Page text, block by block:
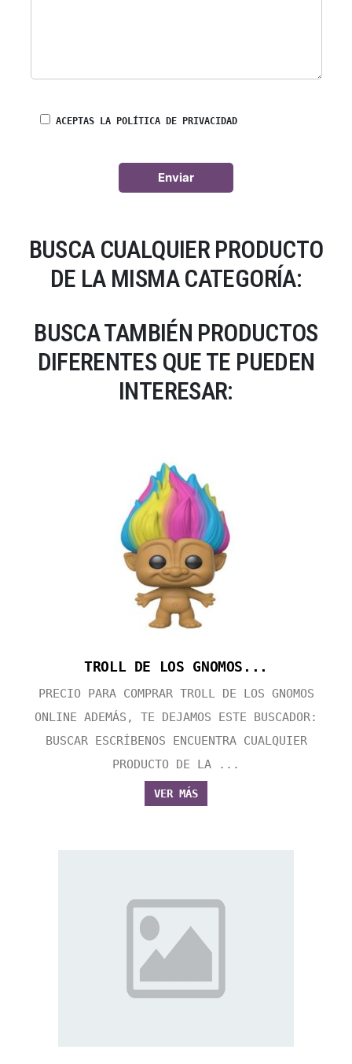
ACEPTAS LA POLÍTICA DE PRIVACIDAD
BUSCA CUALQUIER PRODUCTO
DE LA MISMA CATEGORÍA:
BUSCA TAMBIÉN PRODUCTOS
DIFERENTES QUE TE PUEDEN
INTERESAR:
TROLL DE LOS GNOMOS...
PRECIO PARA COMPRAR TROLL DE LOS GNOMOS
ONLINE ADEMÁS, TE DEJAMOS ESTE BUSCADOR:
BUSCAR ESCRÍBENOS ENCUENTRA CUALQUIER
PRODUCTO DE LA ...
VER MÁS